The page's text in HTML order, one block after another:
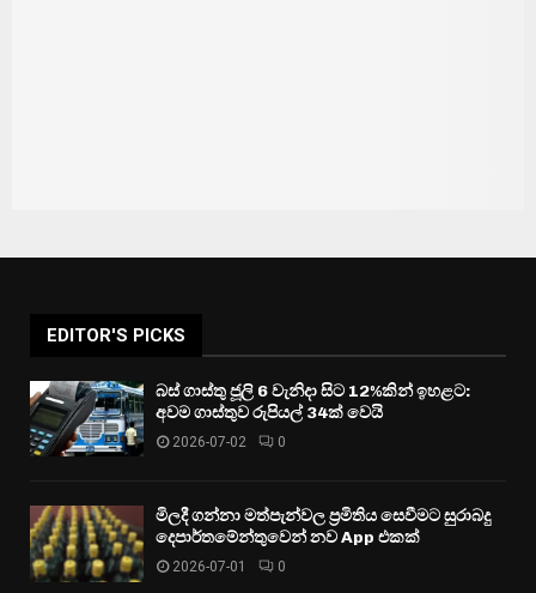
EDITOR'S PICKS
බස් ගාස්තු ජූලි 6 වැනිදා සිට 12%කින් ඉහළට:
අවම ගාස්තුව රුපියල් 34ක් වෙයි
2026-07-02 0
මිලදී ගන්නා මත්පැන්වල ප්‍රමිතිය සෙවීමට සුරාබදු
දෙපාර්තමේන්තුවෙන් නව App එකක්
2026-07-01 0